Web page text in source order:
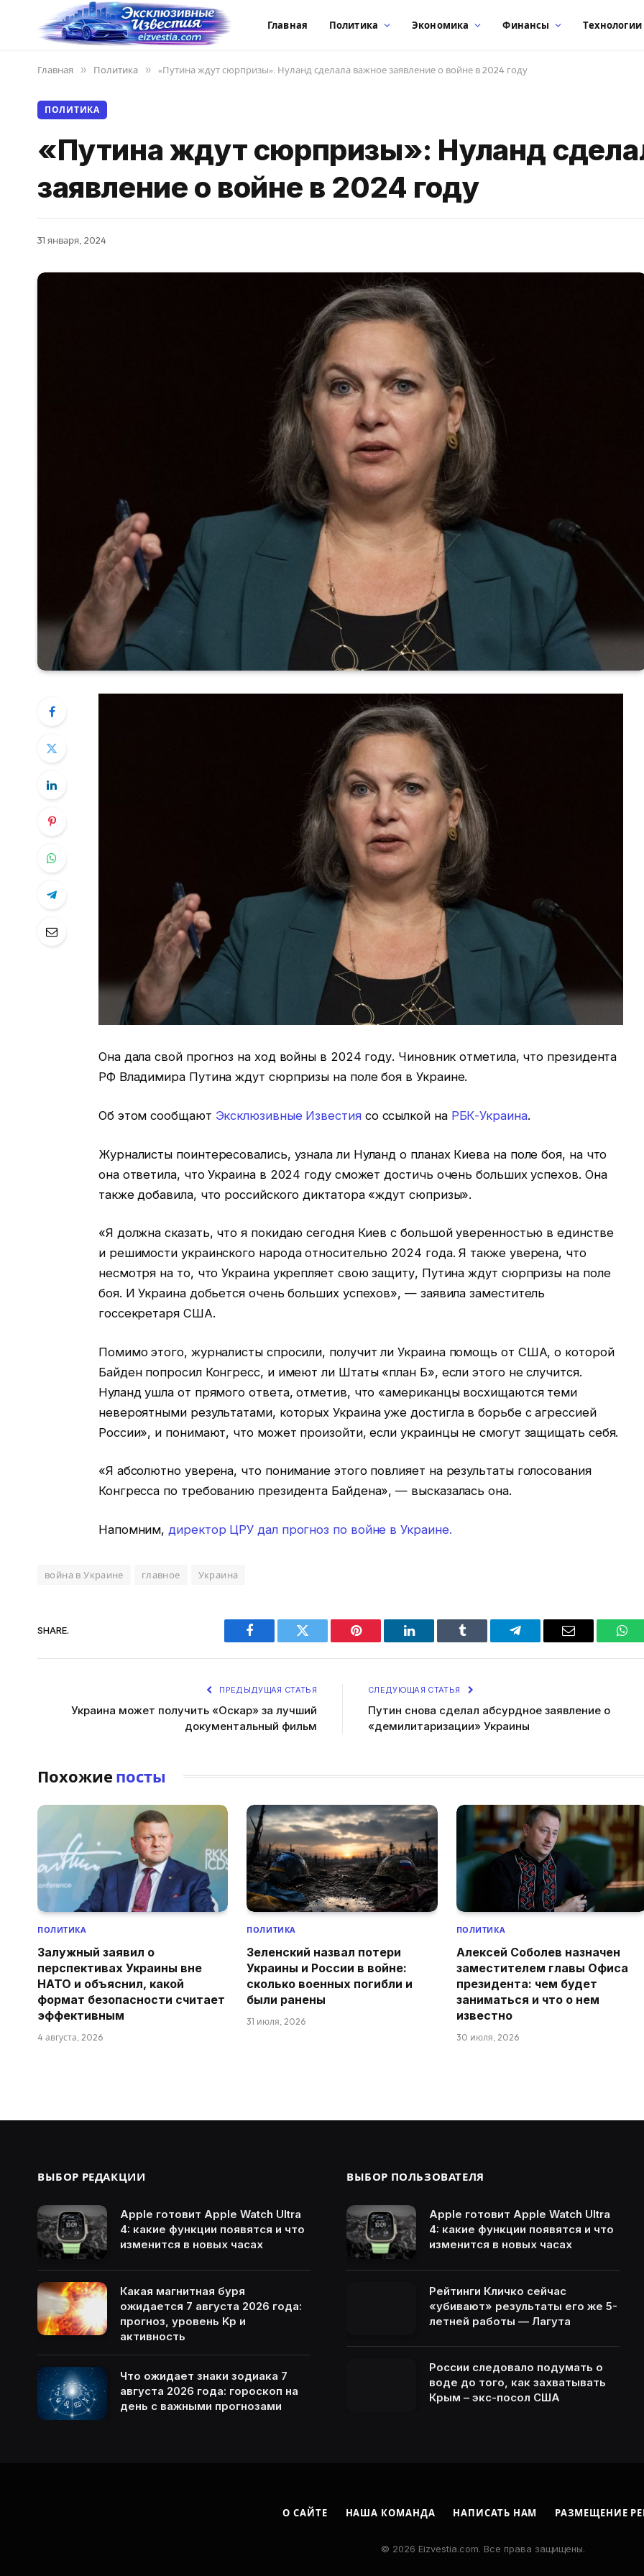
Главная Политика Экономика Финансы Технологии
Главная » Политика » «Путина ждут сюрпризы»: Нуланд сделала важное заявление о войне в 2024 году
ПОЛИТИКА
«Путина ждут сюрпризы»: Нуланд
заявление о войне в 2024 году
31 января, 2024
Она дала свой прогноз на ход войны в 2024 году. Чиновник отметила, что президента
РФ Владимира Путина ждут сюрпризы на поле боя в Украине.
Об этом сообщают Эксклюзивные Известиясо ссылкой на РБК-Украина.
Журналисты поинтересовались, узнала ли Нуланд о планах Киева на поле боя, на что
она ответила, что Украина в 2024 году сможет достичь очень больших успехов. Она
также добавила, что российского диктатора «ждут сюпризы».
«Я должна сказать, что я покидаю сегодня Киев с большой уверенностью в единстве
и решимости украинского народа относительно 2024 года. Я также уверена, что
несмотря на то, что Украина укрепляет свою защиту, Путина ждут сюрпризы на поле
боя. И Украина добьется очень больших успехов», — заявила заместитель
госсекретаря США.
Помимо этого, журналисты спросили, получит ли Украина помощь от США, о которой
Байден попросил Конгресс, и имеют ли Штаты «план Б», если этого не случится.
Нуланд ушла от прямого ответа, отметив, что «американцы восхищаются теми
невероятными результатами, которых Украина уже достигла в борьбе с агрессией
России», и понимают, что может произойти, если украинцы не смогут защищать себя.
«Я абсолютно уверена, что понимание этого повлияет на результаты голосования
Конгресса по требованию президента Байдена», — высказалась она.
Напомним, директор ЦРУ дал прогноз по войне в Украине.
война в Украине главное Украина
SHARE.
Facebook Twitter Pinterest LinkedIn Tumblr Telegram Email
ПРЕДЫДУЩАЯ СТАТЬЯ
Украина может получить «Оскар» за лучший
документальный фильм
СЛЕДУЮЩАЯ СТАТЬЯ
Путин снова сделал абсурдное заявление о
«демилитаризации» Украины
Похожие посты
ПОЛИТИКА
Залужный заявил о
перспективах Украины вне
НАТО и объяснил, какой
формат безопасности считает
эффективным
4 августа, 2026
ПОЛИТИКА
Зеленский назвал потери
Украины и России в войне:
сколько военных погибли и
были ранены
31 июля, 2026
ПОЛИТИКА
Алексей Соболев назначен
заместителем главы Офиса
президента: чем будет
заниматься и что о нем
известно
30 июля, 2026
ВЫБОР РЕДАКЦИИ
Apple готовит Apple Watch Ultra
4: какие функции появятся и что
изменится в новых часах
Какая магнитная буря
ожидается 7 августа 2026 года:
прогноз, уровень Kp и
активность
Что ожидает знаки зодиака 7
августа 2026 года: гороскоп на
день с важными прогнозами
ВЫБОР ПОЛЬЗОВАТЕЛЯ
Apple готовит Apple Watch Ultra
4: какие функции появятся и что
изменится в новых часах
Рейтинги Кличко сейчас
«убивают» результаты его же 5-
летней работы — Лагута
России следовало подумать о
воде до того, как захватывать
Крым – экс-посол США
О САЙТЕ НАША КОМАНДА НАПИСАТЬ НАМ РАЗМЕЩЕНИЕ
© 2026 Eizvestia.com. Все права защищены.